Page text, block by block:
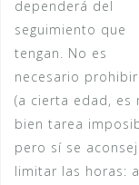
dependerá del
seguimiento que
tengan. No es
necesario
(a cierta edad, es
bien tarea
pero sí se
limitar las horas: